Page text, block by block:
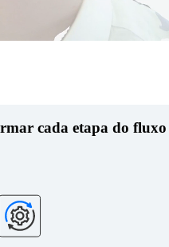
cada etapa do